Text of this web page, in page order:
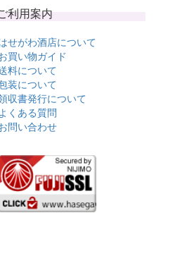
利用案内
せがわ酒店について
買い物ガイド
料について
装について
収書発行について
よくある質問
問い合わせ